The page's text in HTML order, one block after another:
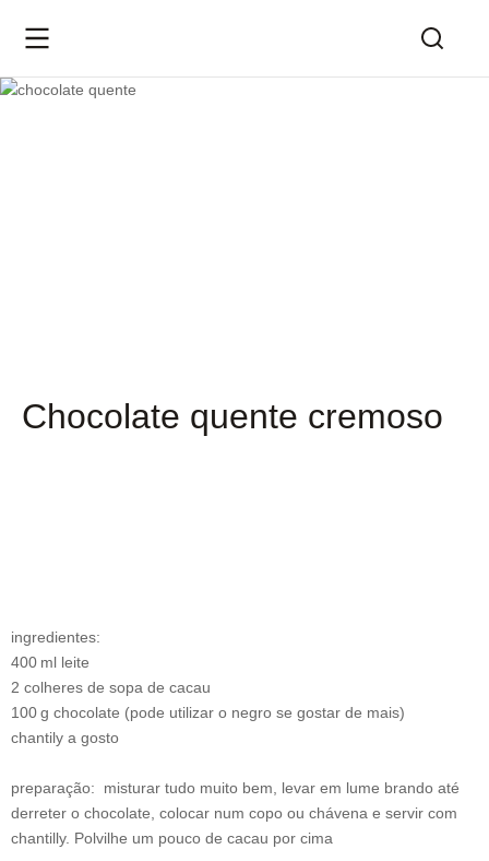
Chocolate quente cremoso
ingredientes:
400 ml leite
2 colheres de sopa de cacau
100 g chocolate (pode utilizar o negro se gostar de mais)
chantily a gosto
preparação: misturar tudo muito bem, levar em lume brando até
derreter o chocolate, colocar num copo ou chávena e servir com
chantilly. Polvilhe um pouco de cacau por cima